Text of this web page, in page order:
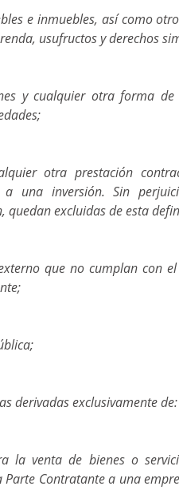
e inmuebles, así como
usufructos y derechos
y cualquier otra forma
otra prestación
a una inversión. Sin
quedan excluidas de esta
que no cumplan con
derivadas exclusivamente de:
la venta de bienes o
Contratante a una